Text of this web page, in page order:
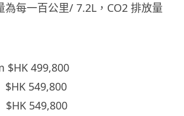
為每一百公里/ 7.2L ， CO2 排放量
$HK 499,800
$HK 549,800
$HK 549,800